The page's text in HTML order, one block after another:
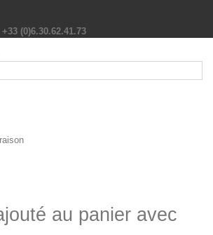
+33 (0)6.30.62.41.73
au panier avec